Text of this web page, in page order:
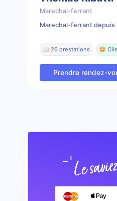
Marechal-ferrant
Marechal-ferrant depuis
📖 26 prestations 🤩
Prendre rendez-